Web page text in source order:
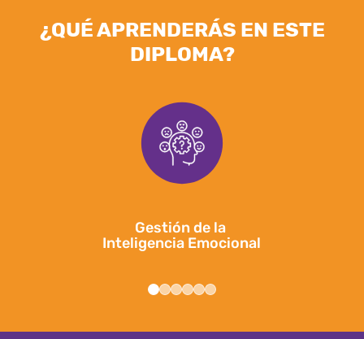
¿QUÉ APRENDERÁS EN ESTE
DIPLOMA?
Gestión de la
Inteligencia Emocional